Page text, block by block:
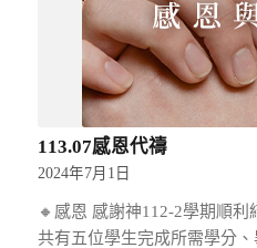
113.07感恩代禱
2024年7月1日
🔸感恩 感謝神112-2學期順
共有五位學生完成所需學分